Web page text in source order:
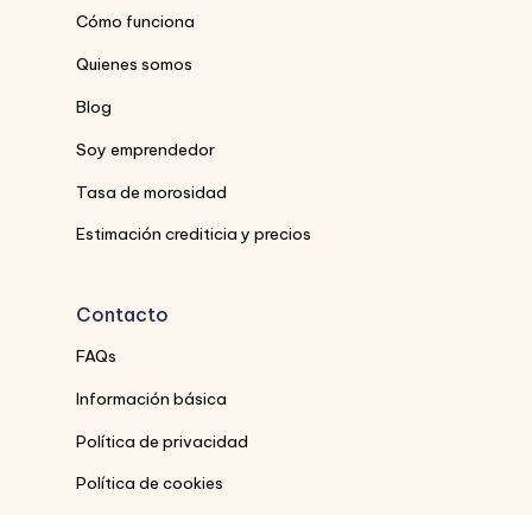
Cómo funciona
Quienes somos
Blog
Soy emprendedor
Tasa de morosidad
Estimación crediticia y precios
Contacto
FAQs
Información básica
Política de privacidad
Política de cookies